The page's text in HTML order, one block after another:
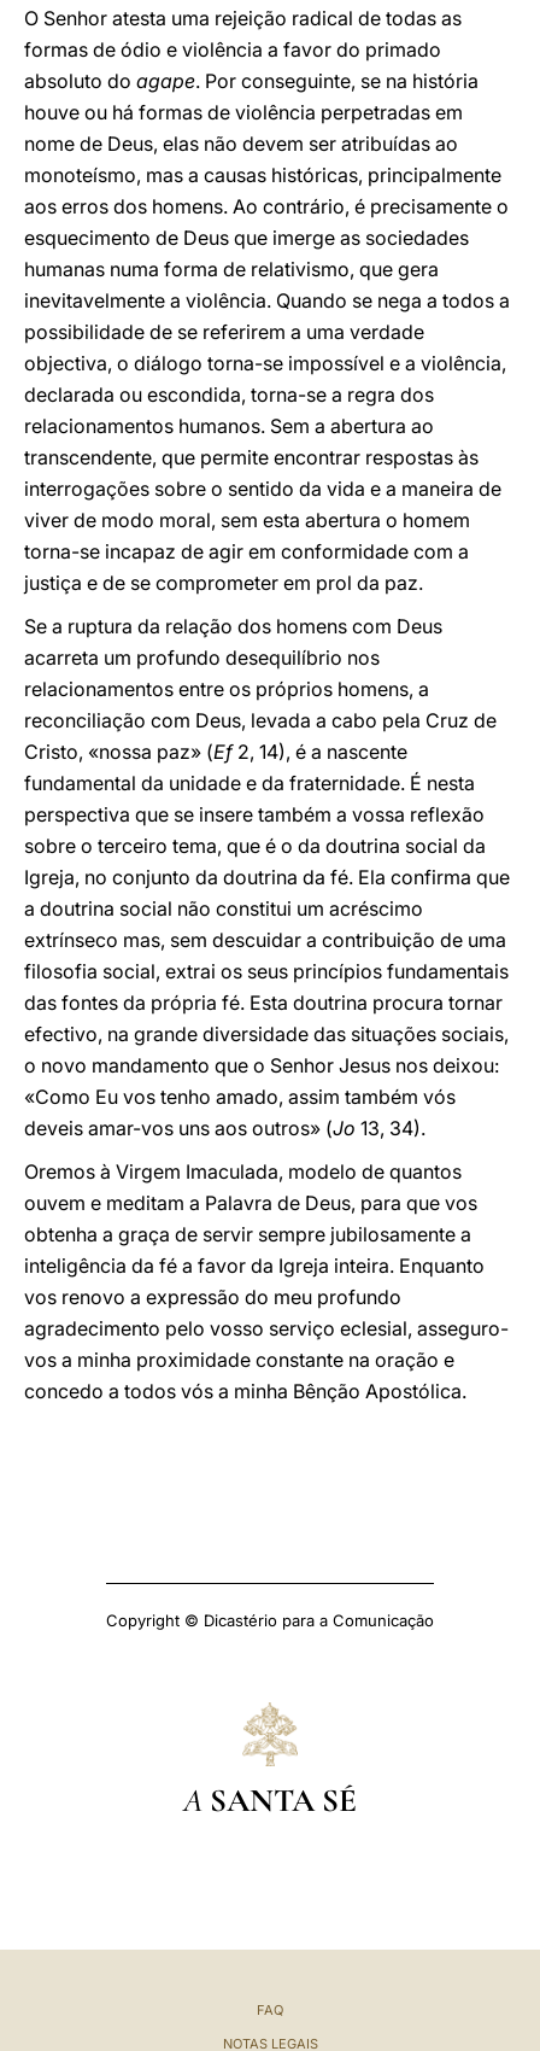
O Senhor atesta uma rejeição radical de todas as
formas de ódio e violência a favor do primado
absoluto do agape. Por conseguinte, se na história
houve ou há formas de violência perpetradas em
nome de Deus, elas não devem ser atribuídas ao
monoteísmo, mas a causas históricas, principalmente
aos erros dos homens. Ao contrário, é precisamente o
esquecimento de Deus que imerge as sociedades
humanas numa forma de relativismo, que gera
inevitavelmente a violência. Quando se nega a todos a
possibilidade de se referirem a uma verdade
objectiva, o diálogo torna-se impossível e a violência,
declarada ou escondida, torna-se a regra dos
relacionamentos humanos. Sem a abertura ao
transcendente, que permite encontrar respostas às
interrogações sobre o sentido da vida e a maneira de
viver de modo moral, sem esta abertura o homem
torna-se incapaz de agir em conformidade com a
justiça e de se comprometer em prol da paz.
Se a ruptura da relação dos homens com Deus
acarreta um profundo desequilíbrio nos
relacionamentos entre os próprios homens, a
reconciliação com Deus, levada a cabo pela Cruz de
Cristo, «nossa paz» (Ef2, 14), é a nascente
fundamental da unidade e da fraternidade. É nesta
perspectiva que se insere também a vossa reflexão
sobre o terceiro tema, que é o da doutrina social da
Igreja, no conjunto da doutrina da fé. Ela confirma que
a doutrina social não constitui um acréscimo
extrínseco mas, sem descuidar a contribuição de uma
filosofia social, extrai os seus princípios fundamentais
das fontes da própria fé. Esta doutrina procura tornar
efectivo, na grande diversidade das situações sociais,
o novo mandamento que o Senhor Jesus nos deixou:
«Como Eu vos tenho amado, assim também vós
deveis amar-vos uns aos outros» (Jo 13, 34).
Oremos à Virgem Imaculada, modelo de quantos
ouvem e meditam a Palavra de Deus, para que vos
obtenha a graça de servir sempre jubilosamente a
inteligência da fé a favor da Igreja inteira. Enquanto
vos renovo a expressão do meu profundo
agradecimento pelo vosso serviço eclesial, asseguro-
vos a minha proximidade constante na oração e
concedo a todos vós a minha Bênção Apostólica.
Copyright © Dicastério para a Comunicação
A SANTA SÉ
FAQ
NOTAS LEGAIS